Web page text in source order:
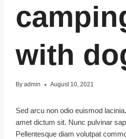
with
By admin August 10, 2021
Sed arcu non odio euismod
amet dictum sit. Nunc pulvinar
Pellentesque diam volutpat